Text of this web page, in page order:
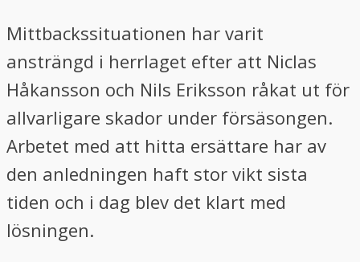
Mittbackssituationen har varit
ansträngd i herrlaget efter att Niclas
Håkansson och Nils Eriksson råkat ut för
allvarligare skador under försäsongen.
Arbetet med att hitta ersättare har av
den anledningen haft stor vikt sista
tiden och i dag blev det klart med
lösningen.